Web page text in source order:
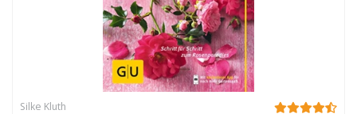
Silke Kluth